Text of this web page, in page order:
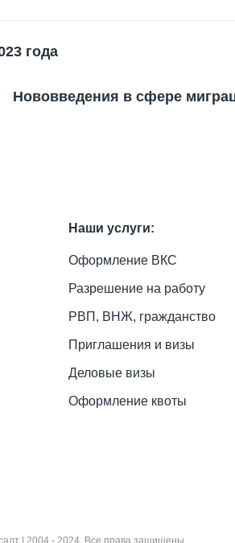
года
Нововведения в сфере
Наши услуги:
Оформление ВКС
Разрешение на работу
РВП, ВНЖ, гражданство
Приглашения и визы
Деловые визы
Оформление квоты
| 2004 - 2024. Все права защищены.